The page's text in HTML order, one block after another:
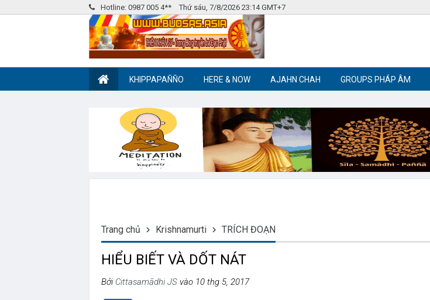
Hotline: 0987 005 4** Thứ sáu, 7/8/2026 23:14 GMT+7
Thiền Phật giáo
KHIPPAPAÑÑO HERE & NOW AJAHN CHAH GROUPS PHÁP ÂM
Trang chủ Krishnamurti TRÍCH ĐOẠN
HIỂU BIẾT VÀ DỐT NÁT
Bởi Cittasamādhi JS vào 10 thg 5, 2017